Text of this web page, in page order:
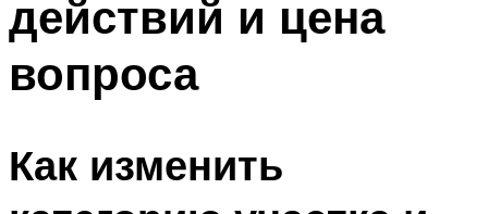
действий и цена
вопроса
Как изменить